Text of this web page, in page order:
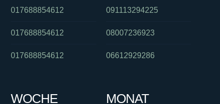
017688854612
017688854612
017688854612
091113294225
08007236923
06612929286
WOCHE MONAT